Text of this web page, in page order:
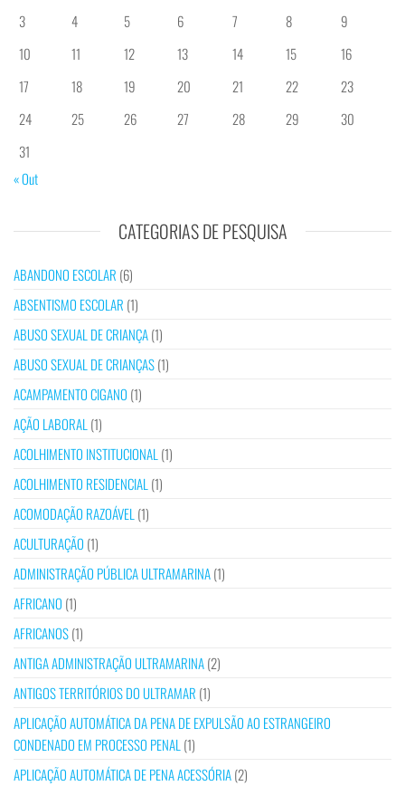
3
4 5 6 7 8
9
10
11 12 13 14 15
16
17
18 19 20 21 22
23
24
25 26 27 28 29
30
31
« Out
CATEGORIAS DE PESQUISA
ABANDONO ESCOLAR (6)
ABSENTISMO ESCOLAR (1)
ABUSO SEXUAL DE CRIANÇA(1)
ABUSO SEXUAL DE CRIANÇAS(1)
ACAMPAMENTO CIGANO (1)
AÇÃO LABORAL (1)
ACOLHIMENTO INSTITUCIONAL (1)
ACOLHIMENTO RESIDENCIAL (1)
ACOMODAÇÃO RAZOÁVEL (1)
ACULTURAÇÃO (1)
ADMINISTRAÇÃO PÚBLICA ULTRAMARINA(1)
AFRICANO (1)
AFRICANOS(1)
ANTIGA ADMINISTRAÇÃO ULTRAMARINA(2)
ANTIGOS TERRITÓRIOS DO ULTRAMAR (1)
APLICAÇÃO AUTOMÁTICA DA PENA DE EXPULSÃO AO ESTRANGEIRO
CONDENADO EM PROCESSO PENAL (1)
APLICAÇÃO AUTOMÁTICA DE PENA ACESSÓRIA(2)